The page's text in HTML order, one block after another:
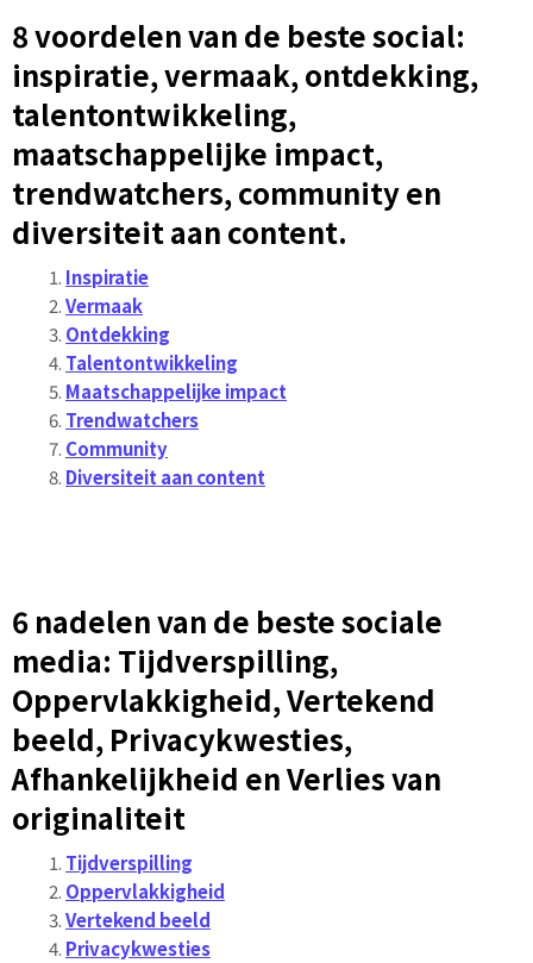
8 voordelen van de beste social:
inspiratie, vermaak, ontdekking,
talentontwikkeling,
maatschappelijke impact,
trendwatchers, community en
diversiteit aan content.
Inspiratie
Vermaak
Ontdekking
Talentontwikkeling
Maatschappelijke impact
Trendwatchers
Community
Diversiteit aan content
6 nadelen van de beste sociale
media: Tijdverspilling,
Oppervlakkigheid, Vertekend
beeld, Privacykwesties,
Afhankelijkheid en Verlies van
originaliteit
Tijdverspilling
Oppervlakkigheid
Vertekend beeld
Privacykwesties